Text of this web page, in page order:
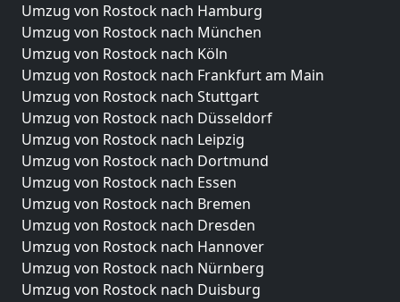
Umzug von Rostock nach Hamburg
Umzug von Rostock nach München
Umzug von Rostock nach Köln
Umzug von Rostock nach Frankfurt am Main
Umzug von Rostock nach Stuttgart
Umzug von Rostock nach Düsseldorf
Umzug von Rostock nach Leipzig
Umzug von Rostock nach Dortmund
Umzug von Rostock nach Essen
Umzug von Rostock nach Bremen
Umzug von Rostock nach Dresden
Umzug von Rostock nach Hannover
Umzug von Rostock nach Nürnberg
Umzug von Rostock nach Duisburg